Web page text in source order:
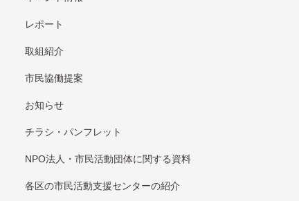
レポート
取組紹介
市⺠協働提案
お知らせ
チラシ・パンフレット
NPO法⼈・市⺠活動団体に関する資料
各区の市⺠活動⽀援センターの紹介